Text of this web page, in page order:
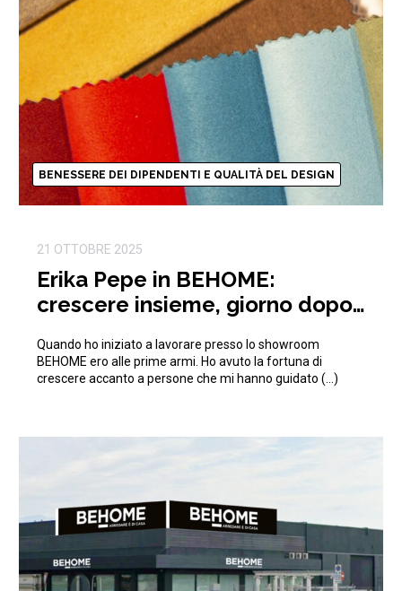
BENESSERE DEI DIPENDENTI E QUALITÀ DEL DESIGN
21 OTTOBRE 2025
Erika Pepe in BEHOME:
crescere insieme, giorno dopo
Quando ho iniziato a lavorare presso lo showroom
BEHOME ero alle prime armi. Ho avuto la fortuna di
crescere accanto a persone che mi hanno guidato (…)